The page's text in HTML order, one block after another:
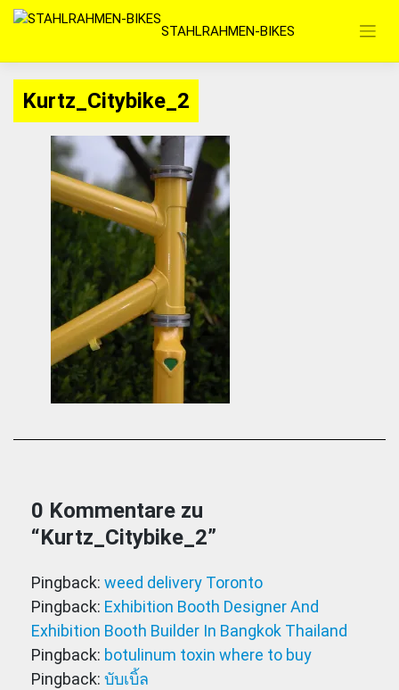
Zum
springen
STAHLRAHMEN-BIKES
Kurtz_Citybike_2
0 Kommentare zu
“Kurtz_Citybike_2”
Pingback: weed delivery Toronto
Pingback: Exhibition Booth Designer And
Exhibition Booth Builder In Bangkok Thailand
Pingback: botulinum toxin where to buy
Pingback: บับเบิ้ล